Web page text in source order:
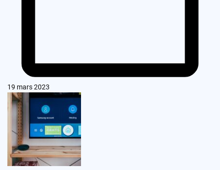
19 mars 2023